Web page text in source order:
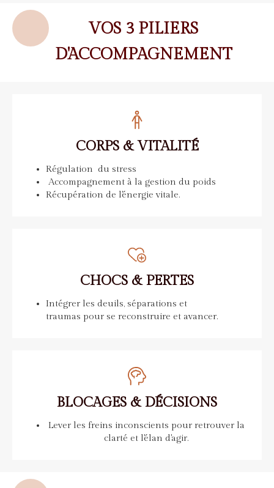
VOS 3 PILIERS
D'ACCOMPAGNEMENT
CORPS & VITALITÉ
Régulation du stress
Accompagnement à la gestion du poids
Récupération de l'énergie vitale.
CHOCS & PERTES
Intégrer les deuils, séparations et
traumas pour se reconstruire et avancer.
BLOCAGES & DÉCISIONS
Lever les freins inconscients pour retrouver la
clarté et l'élan d'agir.